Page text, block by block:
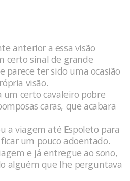
anterior a essa visão
certo sinal de grande
parece ter sido uma ocasião
visão.
um certo cavaleiro pobre
caras, que acabara
a viagem até Espoleto para
um pouco adoentado.
e já entregue ao sono,
alguém que lhe perguntava